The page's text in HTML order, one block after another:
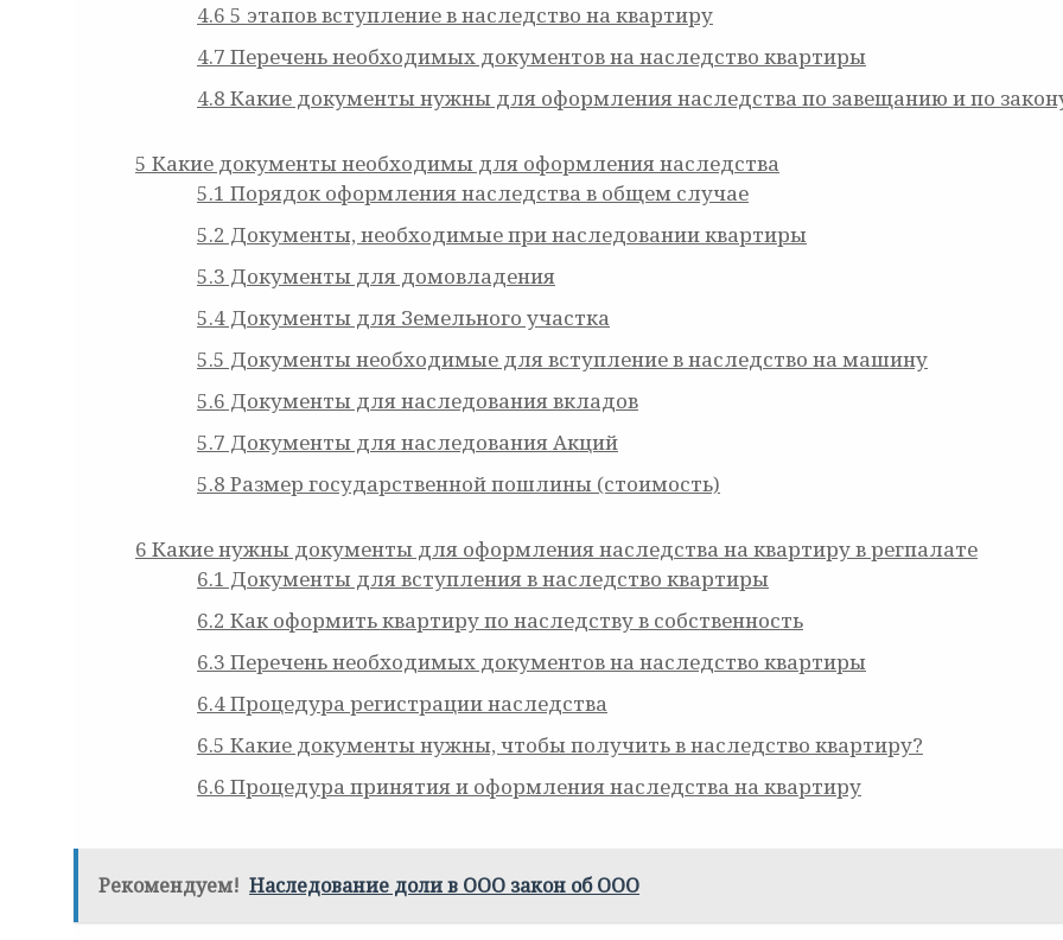
4.6 5 этапов вступление в наследство на квартиру
4.7 Перечень необходимых документов на наследство квартиры
4.8 Какие документы нужны для оформления наследства по завещанию и по
5 Какие документы необходимы для оформления наследства
5.1 Порядок оформления наследства в общем случае
5.2 Документы, необходимые при наследовании квартиры
5.3 Документы для домовладения
5.4 Документы для Земельного участка
5.5 Документы необходимые для вступление в наследство на машину
5.6 Документы для наследования вкладов
5.7 Документы для наследования Акций
5.8 Размер государственной пошлины (стоимость)
6 Какие нужны документы для оформления наследства на квартиру в регпалате
6.1 Документы для вступления в наследство квартиры
6.2 Как оформить квартиру по наследству в собственность
6.3 Перечень необходимых документов на наследство квартиры
6.4Процедура регистрации наследства
6.5 Какие документы нужны, чтобы получить в наследство квартиру?
6.6 Процедура принятия и оформления наследства на квартиру
Рекомендуем! Наследование доли в ООО закон об ООО